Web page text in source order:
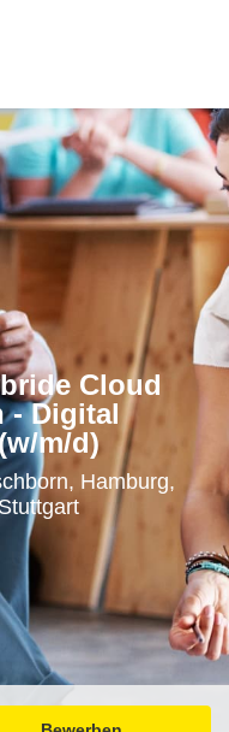
Cloud
- Digital
m/d)
Hamburg,